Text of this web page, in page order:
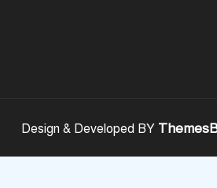
Design & Developed BY